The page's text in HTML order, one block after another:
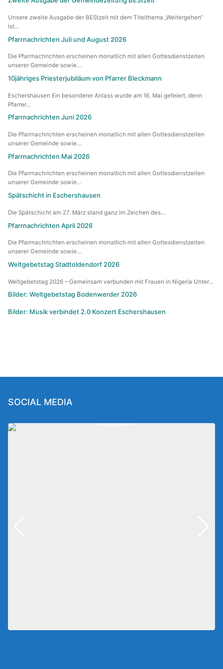
MessdienerInnen-Gruppe
Sternsinger
Tabea Boutique
Taizé-Kreis
Vespergruppe
Zukunftswerkstatt
Unsere zweite Ausgabe der BEStzeit mit dem Titelthema „Weitergehen“
ist…
Pfarrnachrichten Juli und August 2026
Die Pfarrnachrichten erscheinen monatlich mit allen Gottesdienstzeiten
unserer Gemeinde sowie…
10jähriges Priesterjubiläum von Pfarrer Bleckmann
Eschershausen Ein besonderer Anlass wurde am 16. Mai gefeiert, denn
Pfarrer…
Pfarrnachrichten Juni 2026
Die Pfarrnachrichten erscheinen monatlich mit allen Gottesdienstzeiten
unserer Gemeinde sowie…
Pfarrnachrichten Mai 2026
Die Pfarrnachrichten erscheinen monatlich mit allen Gottesdienstzeiten
unserer Gemeinde sowie…
Spätschicht in Eschershausen
Die Spätschicht am 27. März stand ganz im Zeichen des…
Pfarrnachrichten April 2026
Die Pfarrnachrichten erscheinen monatlich mit allen Gottesdienstzeiten
unserer Gemeinde sowie…
Weltgebetstag Stadtoldendorf 2026
Weltgebetstag 2026 – Gemeinsam verbunden mit Frauen in Nigeria Unter…
Bilder: Weltgebetstag Bodenwerder 2026
Bilder: Musik verbindet 2.0 Konzert Eschershausen
SOCIAL MEDIA